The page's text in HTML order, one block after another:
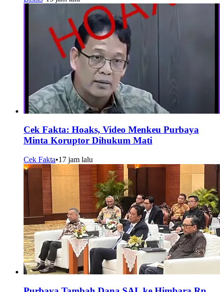
Cek Fakta: Hoaks, Video Menkeu Purbaya
Minta Koruptor Dihukum Mati
Cek Fakta•17 jam lalu